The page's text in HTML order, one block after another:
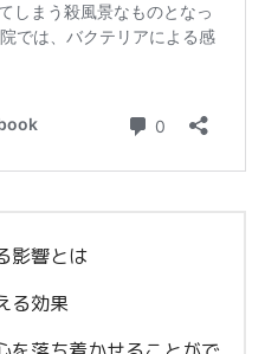
影響とは
る効果